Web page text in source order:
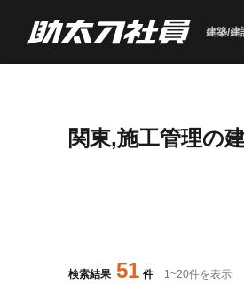
建築/建
関東,施工管理の
検索結果 51 件 1~20件を表示